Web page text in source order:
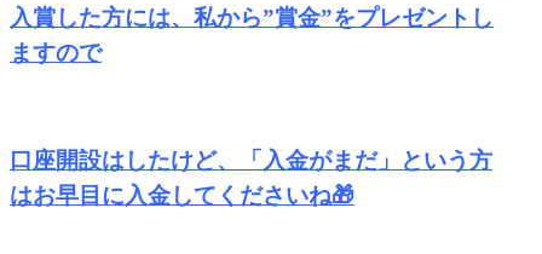
入賞した方には、私から”賞金”をプレゼントし
ますので
口座開設はしたけど、「入金がまだ」という方
はお早目に入金してくださいね🎁